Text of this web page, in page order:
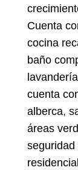
Cuenta
cocina
baño
cuenta
alberca,
áreas
seguridad